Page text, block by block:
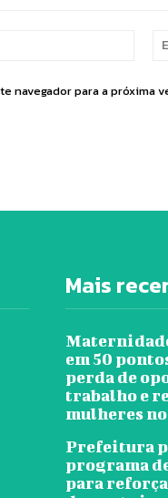
navegador para a próxima
Mais
em 50
perda de
trabalho e
mulheres
Prefeitura
programa
para